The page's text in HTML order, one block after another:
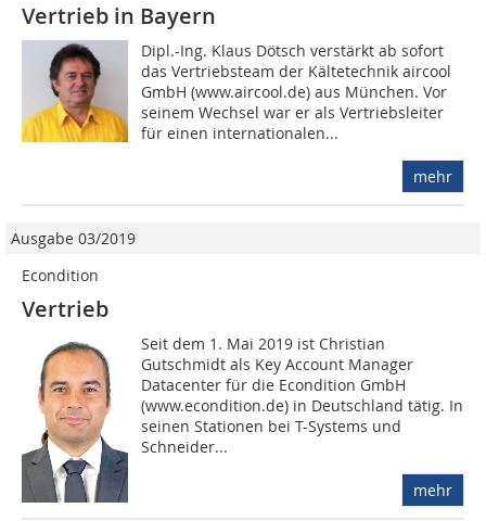
Vertrieb in Bayern
Dipl.-Ing. Klaus Dötsch verstärkt ab sofort
das Vertriebsteam der Kältetechnik aircool
GmbH (www.aircool.de) aus München. Vor
seinem Wechsel war er als Vertriebsleiter
für einen internationalen...
mehr
Ausgabe 03/2019
Econdition
Vertrieb
Seit dem 1. Mai 2019 ist Christian
Gutschmidt als Key Account Manager
Datacenter für die Econdition GmbH
(www.econdition.de) in Deutschland tätig. In
seinen Stationen bei T-Systems und
Schneider...
mehr